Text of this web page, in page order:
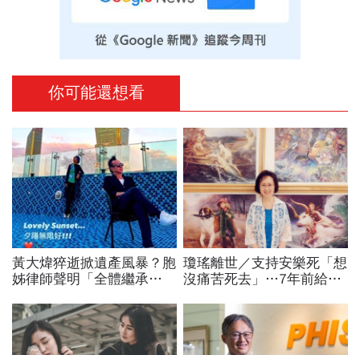
你可能還想看
黃大煒猝逝掀遺產風暴？胞
姊律師聲明「全體繼承
20年感情零繼承？兩情境
才能分
瓊瑤離世／支持安樂死「想
沒痛苦死去」…7年前給孩
10件事千萬別對我做